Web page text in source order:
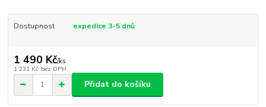
Dostupnost expedice 3-5 dnů
1 490 Kč/ks
1 231 Kč bez DPH
Přidat do košíku